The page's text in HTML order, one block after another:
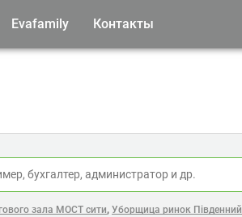
Evafamily Контакты
зала МОСТ сити, Уборщица ринок Південний